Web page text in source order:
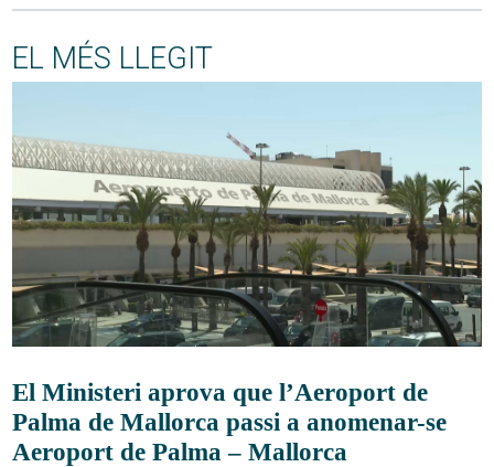
EL MÉS LLEGIT
El Ministeri aprova que l’Aeroport de
Palma de Mallorca passi a anomenar-se
Aeroport de Palma – Mallorca